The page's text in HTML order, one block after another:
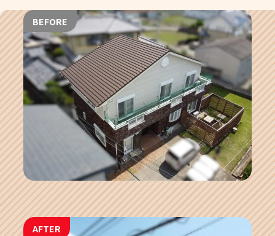
BEFORE
AFTER